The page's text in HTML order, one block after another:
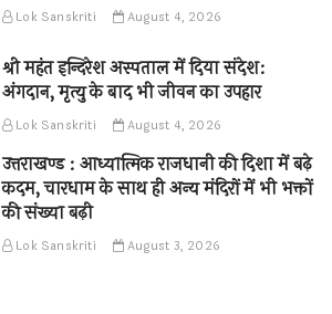
Lok Sanskriti August 4, 2026
श्री महंत इन्दिरेश अस्पताल में दिया संदेश:
अंगदान, मृत्यु के बाद भी जीवन का उपहार
Lok Sanskriti August 4, 2026
उत्तराखण्ड : आध्यात्मिक राजधानी की दिशा में बढ़े
कदम, चारधाम के साथ ही अन्य मंदिरों में भी भक्तों
की संख्या बढ़ी
Lok Sanskriti August 3, 2026